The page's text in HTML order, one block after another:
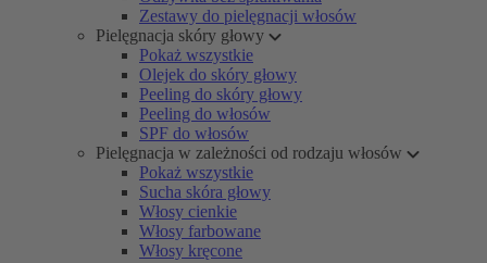
Zestawy do pielęgnacji włosów
Pielęgnacja skóry głowy
Pokaż wszystkie
Olejek do skóry głowy
Peeling do skóry głowy
Peeling do włosów
SPF do włosów
Pielęgnacja w zależności od rodzaju włosów
Pokaż wszystkie
Sucha skóra głowy
Włosy cienkie
Włosy farbowane
Włosy kręcone